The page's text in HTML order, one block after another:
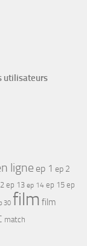
utilisateurs
ligne ep 1 ep 2
ep 13 ep 14 ep 15 ep
30 film film
match